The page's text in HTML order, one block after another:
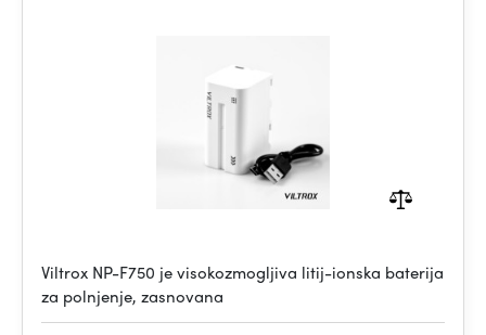
Viltrox NP-F750 je visokozmogljiva litij-ionska baterija
za polnjenje, zasnovana